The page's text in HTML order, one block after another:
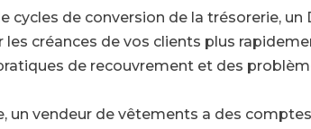
cycles de conversion de la trésorerie,
les créances de vos clients plus
de recouvrement et des
un vendeur de vêtements a des